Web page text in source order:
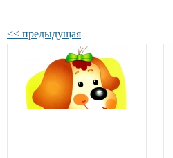
<< предыдущая